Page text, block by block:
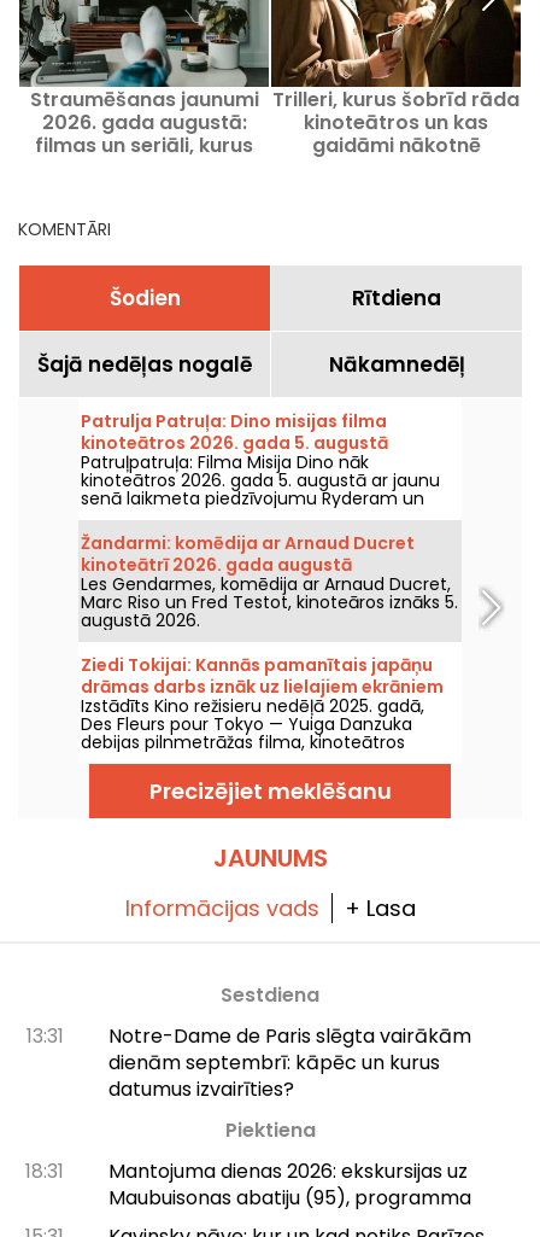
Straumēšanas jaunumi
2026. gada augustā:
filmas un seriāli, kurus
Trilleri, kurus šobrīd rāda
kinoteātros un kas
gaidāmi nākotnē
KOMENTĀRI
Šodien Rītdiena
Šajā nedēļas nogalē Nākamnedēļ
Patrulja Patruļa: Dino misijas filma
kinoteātros 2026. gada 5. augustā
Patruļpatruļa: Filma Misija Dino nāk
kinoteātros 2026. gada 5. augustā ar jaunu
senā laikmeta piedzīvojumu Ryderam un
viņa komandai.
Žandarmi: komēdija ar Arnaud Ducret
kinoteātrī 2026. gada augustā
Les Gendarmes, komēdija ar Arnaud Ducret,
Marc Riso un Fred Testot, kinoteāros iznāks 5.
augustā 2026.
Ziedi Tokijai: Kannās pamanītais japāņu
drāmas darbs iznāk uz lielajiem ekrāniem
Izstādīts Kino režisieru nedēļā 2025. gadā,
Des Fleurs pour Tokyo — Yuiga Danzuka
debijas pilnmetrāžas filma, kinoteātros
nonāks 2026. gada 5. augustā.
Precizējiet meklēšanu
JAUNUMS
Informācijas vads + Lasa
Sestdiena
13:31
Notre-Dame de Paris slēgta vairākām
dienām septembrī: kāpēc un kurus
datumus izvairīties?
Piektiena
18:31
Mantojuma dienas 2026: ekskursijas uz
Maubuisonas abatiju (95), programma